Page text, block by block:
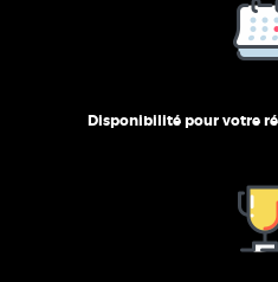
Disponibilité pour votre